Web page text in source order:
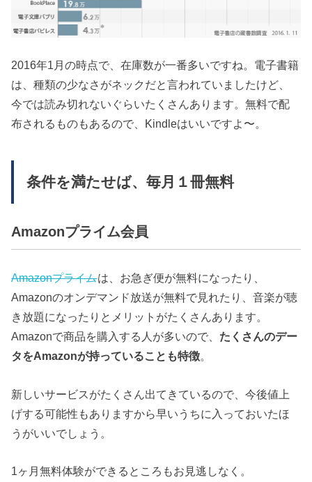
2016年1月の時点で、在庫数が一番多いですね。電子書籍
は、種類の少なさがネックだと言われていましたけど、
今では読み切れないぐらいたくさんあります。無料で配
布されるものもあるので、Kindleはいいですよ〜。
条件を満たせば、毎月１冊無料
Amazonプライム会員
Amazonプライムは、お急ぎ便が無料になったり、
Amazonのオンデマンド放送が無料で見れたり、音楽が聴
き放題になったりとメリットがたくさんあります。
Amazonで商品を購入する人が多いので、 たくさんのデー
タをAmazonが持っていることも特徴。
新しいサービスがたくさん出てきているので、今後値上
げする可能性もありますから早いうちに入っておいたほ
うがいいでしょう。
1ヶ月無料体験ができるところもお見逃しなく。